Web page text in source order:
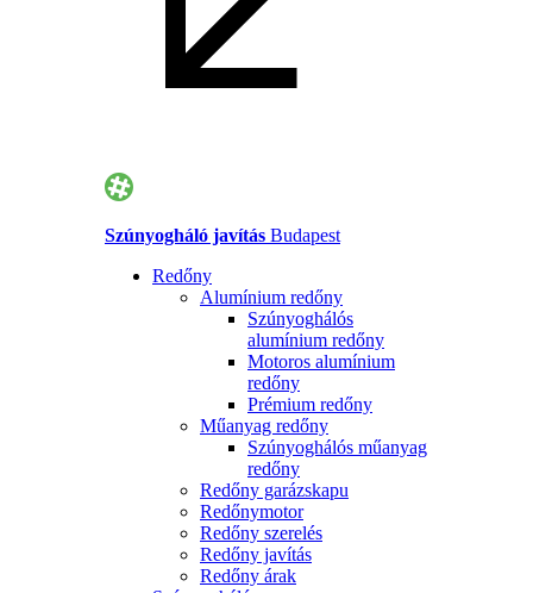
Szúnyogháló javítás Budapest
Redőny
Alumínium redőny
Szúnyoghálós
alumínium redőny
Motoros alumínium
redőny
Prémium redőny
Műanyag redőny
Szúnyoghálós műanyag
redőny
Redőny garázskapu
Redőnymotor
Redőny szerelés
Redőny javítás
Redőny árak